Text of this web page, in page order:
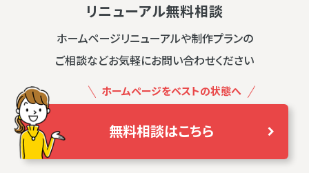
リニューアル無料相談
ホームページリニューアルや制作プランの
ご相談などお気軽にお問い合わせください
ホームページをベストの状態へ
無料相談はこちら